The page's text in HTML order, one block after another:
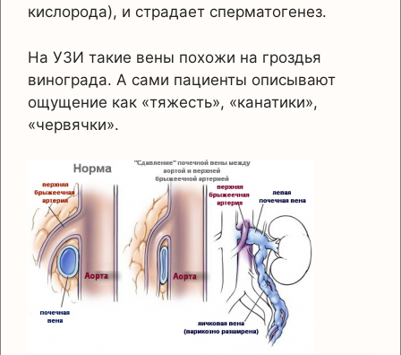
кислорода), и страдает сперматогенез.
На УЗИ такие вены похожи на гроздья
винограда. А сами пациенты описывают
ощущение как «тяжесть», «канатики»,
«червячки».